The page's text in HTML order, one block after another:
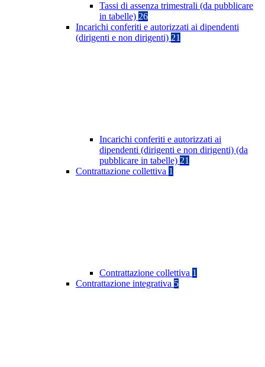
Tassi di assenza trimestrali (da pubblicare
in tabelle) 26
Incarichi conferiti e autorizzati ai dipendenti
(dirigenti e non dirigenti) 21
Incarichi conferiti e autorizzati ai
dipendenti (dirigenti e non dirigenti) (da
pubblicare in tabelle) 21
Contrattazione collettiva 1
Contrattazione collettiva 1
Contrattazione integrativa 5